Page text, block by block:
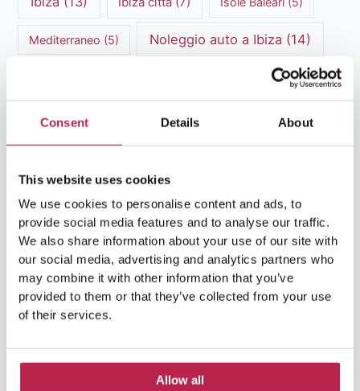
Consent Details About
This website uses cookies
We use cookies to personalise content and ads, to
provide social media features and to analyse our traffic.
We also share information about your use of our site with
our social media, advertising and analytics partners who
may combine it with other information that you’ve
provided to them or that they’ve collected from your use
of their services.
Allow all
Mediterraneo (5) Noleggio auto a Ibiza (14)
patrimonio culturale Ibiza(14)
Ristoranti di Ibiza(4) Spiagge di Formentera
Spiagge di Ibiza(6) Storia di Ibiza(7)
Storia di Ibiza Tramonto(4)
Turismo sostenibile (5) vacanza in famiglia(4)
Vacanza in spiaggia